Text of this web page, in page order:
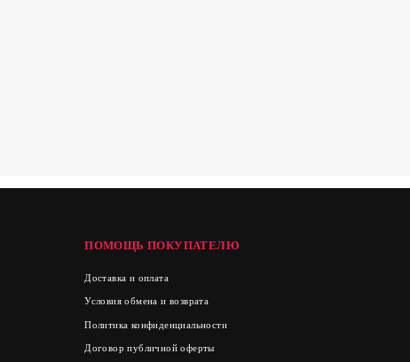
ПОМОЩЬ ПОКУПАТЕЛЮ
Доставка и оплата
Условия обмена и возврата
Политика конфиденциальности
Договор публичной оферты